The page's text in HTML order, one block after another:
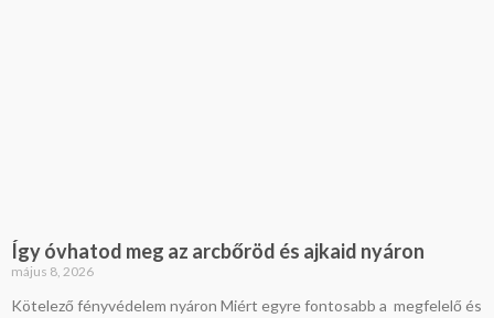
Így óvhatod meg az arcbőröd és ajkaid nyáron
május 8, 2026
Kötelező fényvédelem nyáron Miért egyre fontosabb a megfelelő és